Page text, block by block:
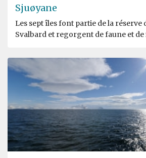
Sjuøyane
Les sept îles font partie de la
Svalbard et regorgent de faune et